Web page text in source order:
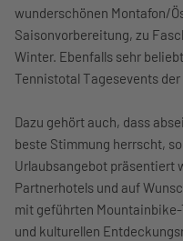
wunderschönen Montafon/
Saisonvorbereitung, zu
Winter. Ebenfalls sehr
Tennistotal Tagesevents der
Dazu gehört auch, dass
beste Stimmung herrscht,
Urlaubsangebot präsentiert
Partnerhotels und auf
mit geführten
und kulturellen